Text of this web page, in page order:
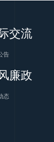
交流
告
廉政
态